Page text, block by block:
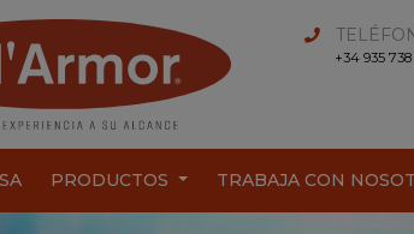
+34 935
PRODUCTOS TRABAJA CON